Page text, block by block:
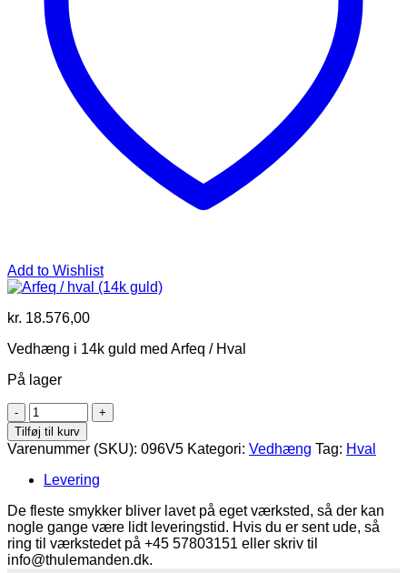
Add to Wishlist
kr. 18.576,00
Vedhæng i 14k guld med Arfeq / Hval
På lager
Arfeq
/
hval
(14k
guld)
antal
Tilføj til kurv
Varenummer (SKU): 096V5 Kategori: Vedhæng Tag: Hval
Levering
De fleste smykker bliver lavet på eget værksted, så der kan
nogle gange være lidt leveringstid. Hvis du er sent ude, så
ring til værkstedet på +45 57803151 eller skriv til
info@thulemanden.dk.